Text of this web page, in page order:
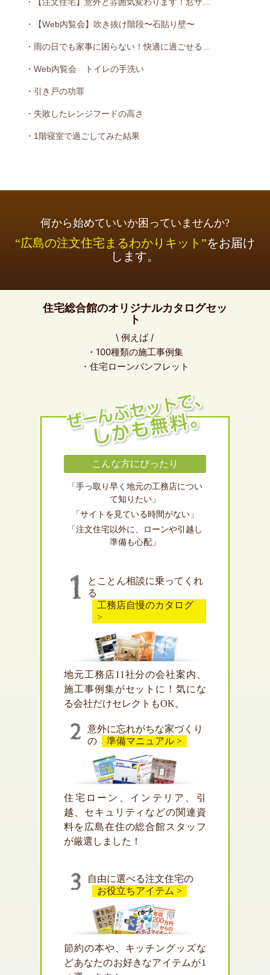
・【注文住宅】意外と雰囲気変わります！窓サ…
・【Web内覧会】吹き抜け階段〜石貼り壁〜
・雨の日でも家事に困らない！快適に過ごせる…
・Web内覧会 トイレの手洗い
・引き戸の功罪
・失敗したレンジフードの高さ
・1階寝室で過ごしてみた結果
何から始めていいか困っていませんか?
“広島の注文住宅まるわかりキット”をお届け
します。
住宅総合館のオリジナルカタログセッ
ト
\ 例えば /
・100種類の施工事例集
・住宅ローンパンフレット
こんな方にぴったり
「手っ取り早く地元の工務店につい
て知りたい」
「サイトを見ている時間がない」
「注文住宅以外に、ローンや引越し
準備も心配」
とことん相談に乗ってくれ
る
工務店自慢のカタログ
>
地元工務店11社分の会社案内、
施工事例集がセットに！気にな
る会社だけセレクトもOK。
意外に忘れがちな家づくり
の
準備マニュアル >
住宅ローン、インテリア、引
越、セキュリティなどの関連資
料を広島在住の総合館スタッフ
が厳選しました！
自由に選べる注文住宅の
お役立ちアイテム >
節約の本や、キッチングッズな
どあなたのお好きなアイテムが1